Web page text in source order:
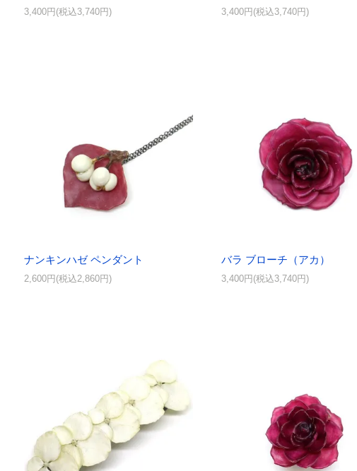
3,400円(税込3,740円) 3,400円(税込3,740円)
ナンキンハゼ ペンダント
2,600円(税込2,860円)
バラ ブローチ（アカ）
3,400円(税込3,740円)